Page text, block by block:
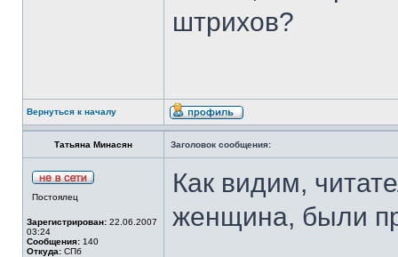
штрихов?
Вернуться к началу
Татьяна Минасян Заголовок сообщения:
Постоялец
Зарегистрирован: 22.06.2007
03:24
Сообщения: 140
Откуда: СПб
Как видим,
женщина, были